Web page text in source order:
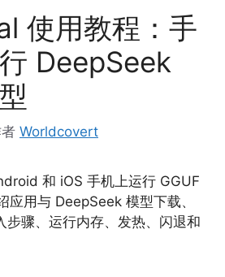
使用教程：手
DeepSeek
Worldcovert
和 iOS 手机上运行 GGUF
应用与 DeepSeek 模型下载、
步骤、运行内存、发热、闪退和